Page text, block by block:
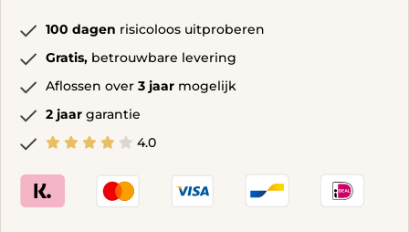
100 dagen risicoloos uitproberen
Gratis, betrouwbare levering
Aflossen over 3 jaar mogelijk
2 jaar garantie
4.0